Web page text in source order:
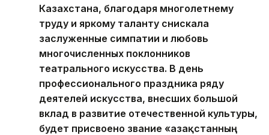
Казахстана, благодаря многолетнему
труду и яркому таланту снискала
заслуженные симпатии и любовь
многочисленных поклонников
театрального искусства. В день
профессионального праздника ряду
деятелей искусства, внесших большой
вклад в развитие отечественной культуры,
будет присвоено звание «Қазақстанның